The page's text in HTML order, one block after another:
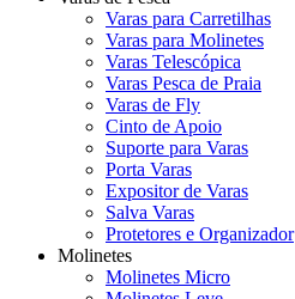
Varas para Carretilhas
Varas para Molinetes
Varas Telescópica
Varas Pesca de Praia
Varas de Fly
Cinto de Apoio
Suporte para Varas
Porta Varas
Expositor de Varas
Salva Varas
Protetores e Organizador
Molinetes
Molinetes Micro